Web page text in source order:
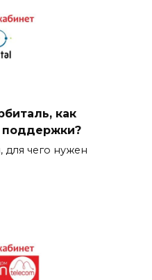
как
поддержки?
для чего нужен